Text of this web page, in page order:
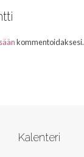
kommentoidaksesi.
Kalenteri